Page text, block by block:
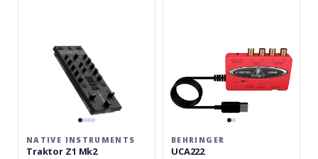
NATIVE INSTRUMENTS
Traktor Z1 Mk2
BEHRINGER
UCA222